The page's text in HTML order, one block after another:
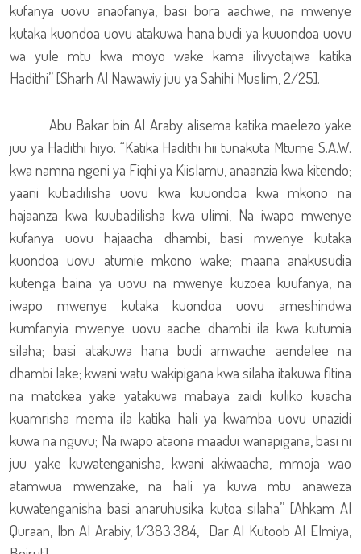
kufanya uovu anaofanya, basi bora aachwe, na mwenye
kutaka kuondoa uovu atakuwa hana budi ya kuuondoa uovu
wa yule mtu kwa moyo wake kama ilivyotajwa katika
Hadithi” [Sharh Al Nawawiy juu ya Sahihi Muslim, 2/25].
Abu Bakar bin Al Araby alisema katika maelezo yake
juu ya Hadithi hiyo: “Katika Hadithi hii tunakuta Mtume S.A.W.
kwa namna ngeni ya Fiqhi ya Kiislamu, anaanzia kwa kitendo;
yaani kubadilisha uovu kwa kuuondoa kwa mkono na
hajaanza kwa kuubadilisha kwa ulimi, Na iwapo mwenye
kufanya uovu hajaacha dhambi, basi mwenye kutaka
kuondoa uovu atumie mkono wake; maana anakusudia
kutenga baina ya uovu na mwenye kuzoea kuufanya, na
iwapo mwenye kutaka kuondoa uovu ameshindwa
kumfanyia mwenye uovu aache dhambi ila kwa kutumia
silaha; basi atakuwa hana budi amwache aendelee na
dhambi lake; kwani watu wakipigana kwa silaha itakuwa fitina
na matokea yake yatakuwa mabaya zaidi kuliko kuacha
kuamrisha mema ila katika hali ya kwamba uovu unazidi
kuwa na nguvu; Na iwapo ataona maadui wanapigana, basi ni
juu yake kuwatenganisha, kwani akiwaacha, mmoja wao
atamwua mwenzake, na hali ya kuwa mtu anaweza
kuwatenganisha basi anaruhusika kutoa silaha” [Ahkam Al
Quraan, Ibn Al Arabiy, 1/383:384, Dar Al Kutoob Al Elmiya,